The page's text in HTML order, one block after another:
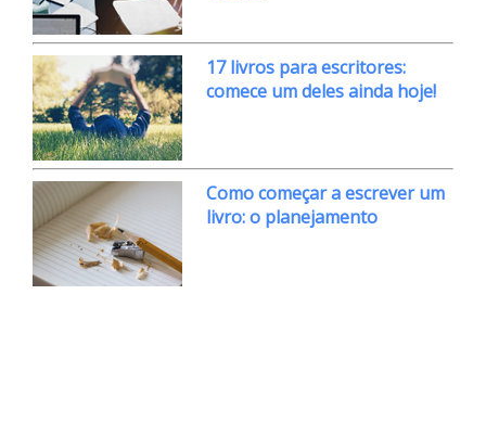
17 livros para escritores:
comece um deles ainda hoje!
Como começar a escrever um
livro: o planejamento